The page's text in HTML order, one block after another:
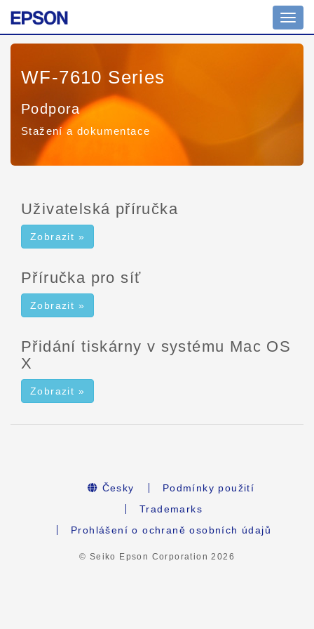
WF-7610 Series
Podpora
Stažení a dokumentace
Uživatelská příručka
Zobrazit »
Příručka pro síť
Zobrazit »
Přidání tiskárny v systému Mac OS
X
Zobrazit »
Česky
Podmínky použití
Trademarks
Prohlášení o ochraně osobních údajů
© Seiko Epson Corporation2026